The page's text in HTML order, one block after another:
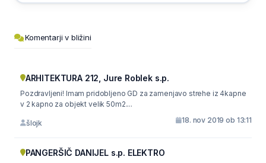
Komentarji v bližini
ARHITEKTURA 212, Jure Roblek s.p.
Pozdravljeni! Imam pridobljeno GD za zamenjavo strehe iz 4kapne
v 2 kapno za objekt velik 50m2....
šlojk 18. nov 2019 ob 13:11
PANGERŠIČ DANIJEL s.p. ELEKTRO